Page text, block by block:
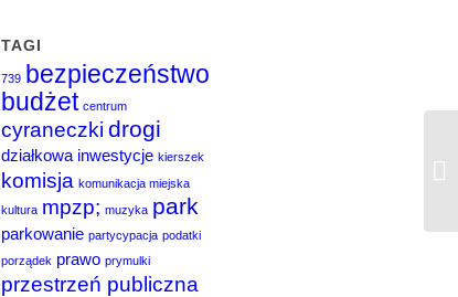
TAGI
739 bezpieczeństwo
budżet centrum
cyraneczki drogi
działkowa inwestycje kierszek
komisja komunikacja miejska
kultura mpzp; muzyka park
parkowanie partycypacja podatki
porządek prawo prymulki
przestrzeń publiczna